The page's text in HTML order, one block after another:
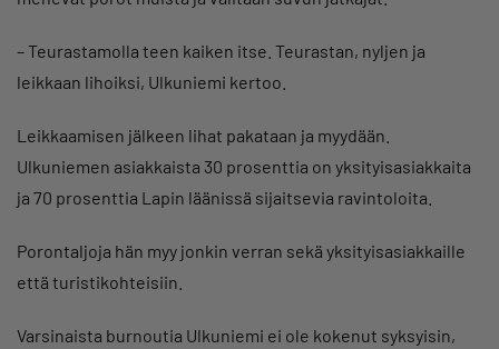
– Teurastamolla teen kaiken itse. Teurastan, nyljen ja
leikkaan lihoiksi, Ulkuniemi kertoo.
Leikkaamisen jälkeen lihat pakataan ja myydään.
Ulkuniemen asiakkaista 30 prosenttia on yksityisasiakkaita
ja 70 prosenttia Lapin läänissä sijaitsevia ravintoloita.
Porontaljoja hän myy jonkin verran sekä yksityisasiakkaille
että turistikohteisiin.
Varsinaista burnoutia Ulkuniemi ei ole kokenut syksyisin,